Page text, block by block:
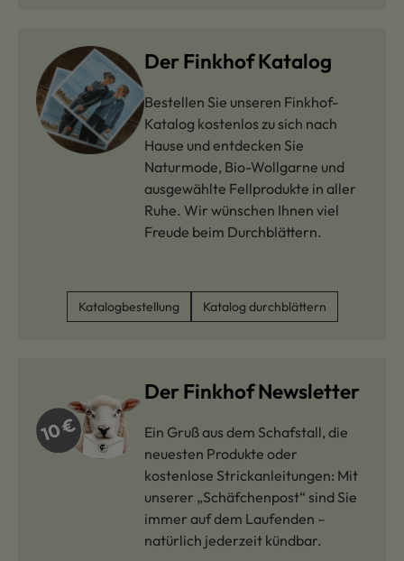
Der Finkhof Katalog
Bestellen Sie unseren Finkhof-
Katalog kostenlos zu sich nach
Hause und entdecken Sie
Naturmode, Bio-Wollgarne und
ausgewählte Fellprodukte in aller
Ruhe. Wir wünschen Ihnen viel
Freude beim Durchblättern.
Katalogbestellung Katalog durchblättern
Der Finkhof Newsletter
Ein Gruß aus dem Schafstall, die
neuesten Produkte oder
kostenlose Strickanleitungen: Mit
unserer „Schäfchenpost“ sind Sie
immer auf dem Laufenden –
natürlich jederzeit kündbar.